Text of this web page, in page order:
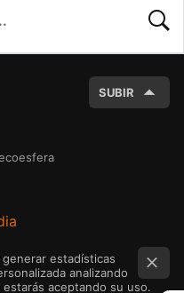
SUBIR
estadísticas
analizando
aceptando su uso.